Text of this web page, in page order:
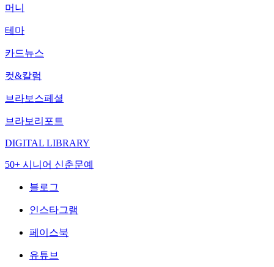
머니
테마
카드뉴스
컷&칼럼
브라보스페셜
브라보리포트
DIGITAL LIBRARY
50+ 시니어 신춘문예
블로그
인스타그램
페이스북
유튜브